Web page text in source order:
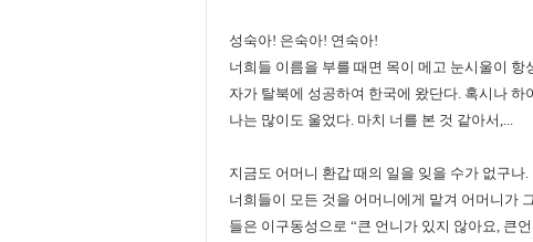
성숙아! 은숙아! 연숙아!
너희들 이름을 부를 때면 목이 메고 눈시울이
자가 탈북에 성공하여 한국에 왔단다. 혹시나
나는 많이도 울었다. 마치 너를 본 것 같아서,...
지금도 어머니 환갑 때의 일을 잊을 수가 없구나.
너희들이 모든 것을 어머니에게 맡겨 어머니가
들은 이구동성으로 “큰 언니가 있지 않아요, 큰